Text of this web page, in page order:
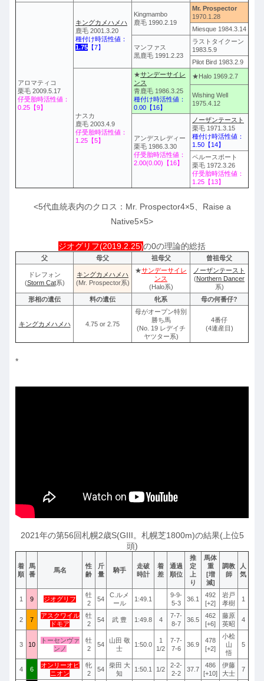
アロマティコ
栗毛 2009.5.17
仔受胎時活性値：
0.25【9】
キングカメハメハ
鹿毛 2001.3.20
種付け時活性値：
1.75 【7】
Kingmambo
鹿毛 1990.2.19
Mr. Prospector
1970.1.28
Miesque 1984.3.14
マンファス
黒鹿毛 1991.2.23
ラストタイクーン
1983.5.9
Pilot Bird 1983.2.9
ナスカ
鹿毛 2003.4.9
仔受胎時活性値：
1.25【5】
★サンデーサイレ
ンス
青鹿毛 1986.3.25
種付け時活性値：
0.00【16】
★Halo 1969.2.7
Wishing Well
1975.4.12
アンデスレディー
栗毛 1986.3.30
仔受胎時活性値：
2.00(0.00)【16】
ノーザンテースト
栗毛 1971.3.15
種付け時活性値：
1.50【14】
ペルースポート
栗毛 1972.3.26
仔受胎時活性値：
1.25【13】
<5代血統表内のクロス：Mr. Prospector4×5、Raise a
Native5×5>
ジオグリフ(2019.2.25)の0の理論的総括
父 母父 祖母父 曾祖母父
ドレフォン
(Storm Cat系)
キングカメハメハ
(Mr. Prospector系)
★サンデーサイレ
ンス
(Halo系)
ノーザンテースト
(Northern Dancer
系)
形相の遺伝
料の遺伝 牝系 母の何番仔?
キングカメハメハ 4.75 or 2.75
母がオープン特別
勝ち馬
(No. 19 レデイチ
ヤツター系)
4番仔
(4連産目)
*
2021年の第56回札幌2歳S(GIII。札幌芝1800m)の結果(上位5
頭)
着
順
馬
番
馬名
性
齢
斤
量
騎手
走破
時計
着
差
通過
順位
推
定
上
り
馬体
重
[増
減]
調教
師
人
気
1 9 ジオグリフ
牡
2
54
C.ルメ
ール
1:49.1
9-9-
5-3
36.1
492
[+2]
岩戸
孝樹
1
2 7
アスクワイル
ドモア
牡
2
54 武 豊 1:49.8 4
7-7-
8-7
36.5
462
[+6]
藤原
英昭
4
3 10
トーセンヴァ
ンノ
牡
2
54
山田 敬
士
1:50.0
1
1/2
7-7-
7-6
36.9
478
[+2]
小桧
山
悟
5
4 6
オンリーオピ
ニオン
牝
2
54
柴田 大
知
1:50.1 1/2
2-2-
2-2
37.7
486
[+10]
伊藤
大士
7